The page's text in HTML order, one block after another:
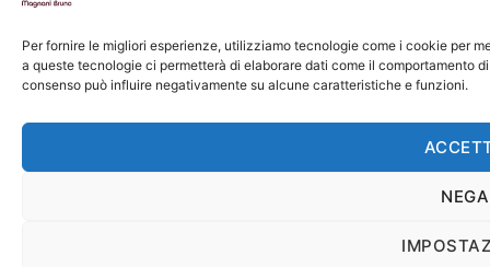
Per fornire le migliori esperienze, utilizziamo tecnologie come i cookie per
a queste tecnologie ci permetterà di elaborare dati come il comportamento
consenso può influire negativamente su alcune caratteristiche e funzioni.
NEGA